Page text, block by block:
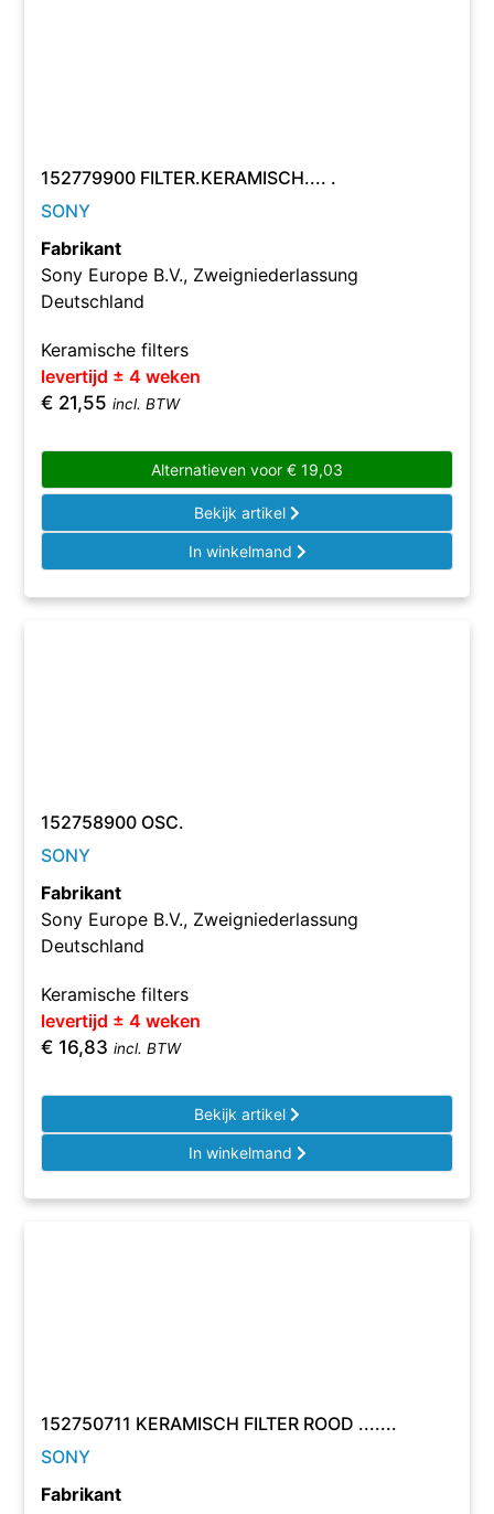
152779900 FILTER.KERAMISCH.... .
SONY
Fabrikant
Sony Europe B.V., Zweigniederlassung
Deutschland
Keramische filters
levertijd ± 4 weken
€ 21,55 incl. BTW
Alternatieven voor € 19,03
Bekijk artikel
In winkelmand
152758900 OSC.
SONY
Fabrikant
Sony Europe B.V., Zweigniederlassung
Deutschland
Keramische filters
levertijd ± 4 weken
€ 16,83 incl. BTW
Bekijk artikel
In winkelmand
152750711 KERAMISCH FILTER ROOD .......
SONY
Fabrikant